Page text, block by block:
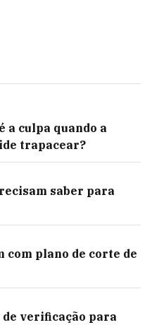
a culpa quando a
trapacear?
saber para
com plano de corte de
verificação para